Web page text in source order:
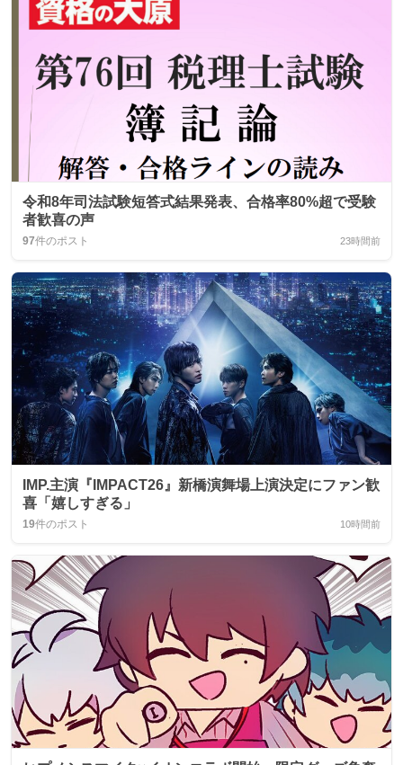
令和8年司法試験短答式結果発表、合格率80%超で受験
者歓喜の声
97件のポスト 23時間前
IMP.主演『IMPACT26』新橋演舞場上演決定にファン歓
喜「嬉しすぎる」
19件のポスト 10時間前